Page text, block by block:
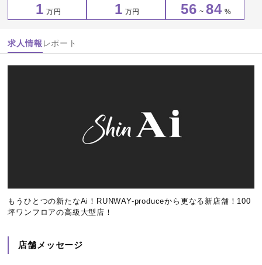
1 万円 1 万円 56 ~ 84 %
求人情報 レポート
もうひとつの新たなAi！RUNWAY-produceから更なる新店舗！100
坪ワンフロアの高級大型店！
店舗メッセージ